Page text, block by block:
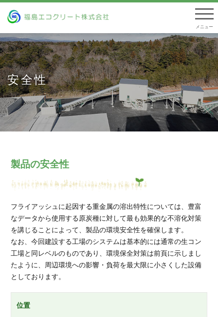
安全性
製品の安全性
フライアッシュに起因する重金属の溶出特性については、豊富
なデータから使用する原炭種に対して最も効果的な不溶化対策
を講じることによって、製品の環境安全性を確保します。
なお、今回建設する工場のシステムは基本的には通常の生コン
工場と同レベルのものであり、環境保全対策は前頁に示しまし
たように、周辺環境への影響・負荷を最大限に小さくした設備
としております。
位置